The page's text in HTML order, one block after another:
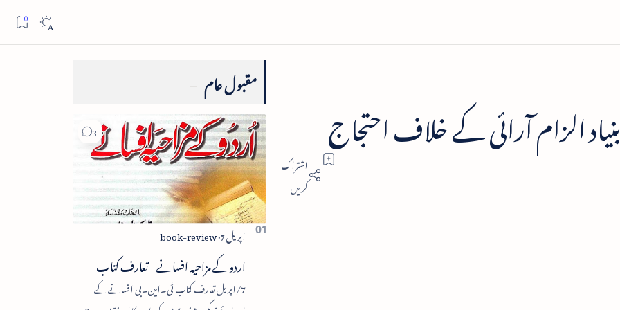
الزام آرائی کے خلاف احتجاج
مقبول عام
اردو کے مزاحیہ افسانے - تعارف کتاب
7/اپریل تعارف کتاب ٹی۔این۔بی افسانے کے